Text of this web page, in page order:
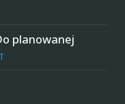
planowanej